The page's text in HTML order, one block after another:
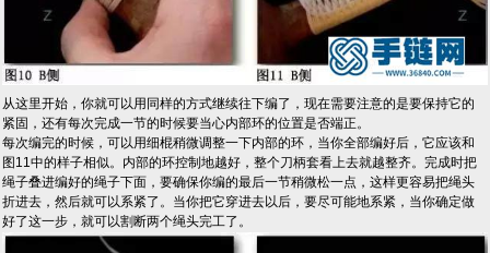
从这里开始，你就可以用同样的方式继续往下编了，现在需要注意的是要保持它的
紧固，还有每次完成一节的时候要当心内部环的位置是否端正。
每次编完的时候，可以用细棍稍微调整一下内部的环，当你全部编好后，它应该和
图11中的样子相似。内部的环控制地越好，整个刀柄套看上去就越整齐。完成时把
绳子叠进编好的绳子下面，要确保你编的最后一节稍微松一点，这样更容易把绳头
折进去，然后就可以系紧了。当你把它穿进去以后，要尽可能地系紧，当你确定做
好了这一步，就可以割断两个绳头完工了。